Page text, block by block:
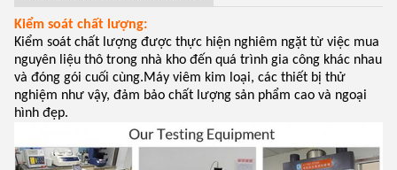
Kiểm soát chất lượng:
Kiểm soát chất lượng được thực hiện nghiêm ngặt từ việc mua
nguyên liệu thô trong nhà kho đến quá trình gia công khác nhau
và đóng gói cuối cùng.Máy viêm kim loại, các thiết bị thử
nghiệm như vậy, đảm bảo chất lượng sản phẩm cao và ngoại
hình đẹp.